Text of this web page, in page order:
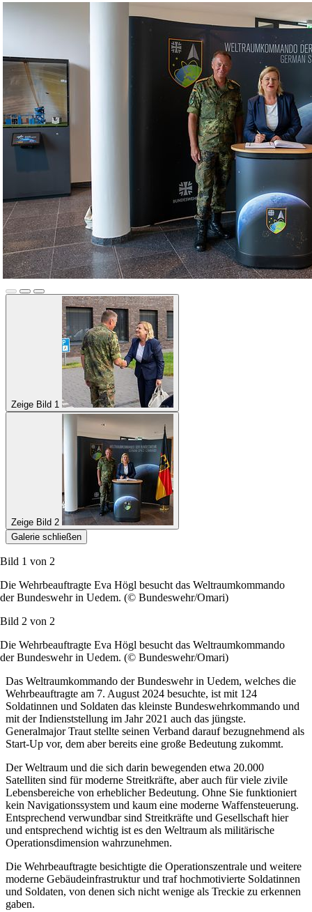
Zeige Bild 1
Zeige Bild 2
Galerie schließen
Bild 1 von 2
Die Wehrbeauftragte Eva Högl besucht das Weltraumkommando
der Bundeswehr in Uedem. (© Bundeswehr/Omari)
Bild 2 von 2
Die Wehrbeauftragte Eva Högl besucht das Weltraumkommando
der Bundeswehr in Uedem. (© Bundeswehr/Omari)
Das Weltraumkommando der Bundeswehr in Uedem, welches die
Wehrbeauftragte am 7. August 2024 besuchte, ist mit 124
Soldatinnen und Soldaten das kleinste Bundeswehrkommando und
mit der Indienststellung im Jahr 2021 auch das jüngste.
Generalmajor Traut stellte seinen Verband darauf bezugnehmend als
Start-Up vor, dem aber bereits eine große Bedeutung zukommt.
Der Weltraum und die sich darin bewegenden etwa 20.000
Satelliten sind für moderne Streitkräfte, aber auch für viele zivile
Lebensbereiche von erheblicher Bedeutung. Ohne Sie funktioniert
kein Navigationssystem und kaum eine moderne Waffensteuerung.
Entsprechend verwundbar sind Streitkräfte und Gesellschaft hier
und entsprechend wichtig ist es den Weltraum als militärische
Operationsdimension wahrzunehmen.
Die Wehrbeauftragte besichtigte die Operationszentrale und weitere
moderne Gebäudeinfrastruktur und traf hochmotivierte Soldatinnen
und Soldaten, von denen sich nicht wenige als Treckie zu erkennen
gaben.